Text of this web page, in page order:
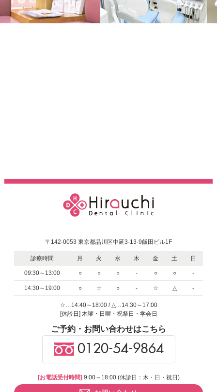
〒142-0053 東京都品川区中延3-13-9飯田ビル1F
診療時間 月 火 水 木 金 土 日
09:30～13:00 ○ ○ ○ - ○ ○ -
14:30～19:00 ○ ☆ ○ - ☆ △ -
☆…14:40～18:00 / △…14:30～17:00
[休診日] 木曜・日曜・祝祭日・学会日
ご予約・お問い合わせはこちら
0120-54-9864
[お電話受付時間] 9:00～18:00 (休診日：木・日・祝日)